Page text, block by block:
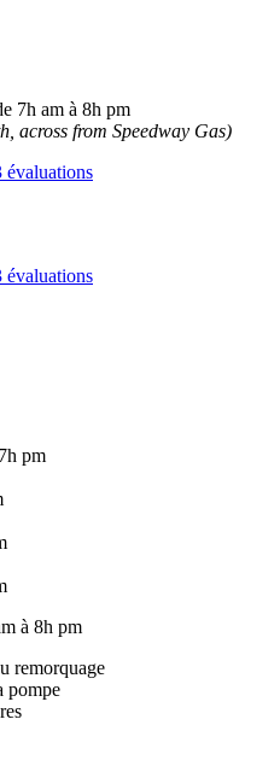
7h am à 8h pm
across from Speedway Gas)
évaluations
évaluations
pm
à 8h pm
remorquage
pompe